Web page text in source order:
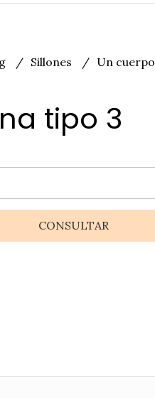
Sillones
Un cuerpo
tipo 3
CONSULTAR